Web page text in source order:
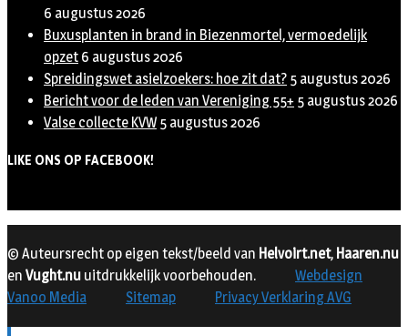
6 augustus 2026
Buxusplanten in brand in Biezenmortel, vermoedelijk
opzet 6 augustus 2026
Spreidingswet asielzoekers: hoe zit dat? 5 augustus 2026
Bericht voor de leden van Vereniging 55+ 5 augustus 2026
Valse collecte KVW 5 augustus 2026
LIKE ONS OP FACEBOOK!
© Auteursrecht op eigen tekst/beeld van Helvoirt.net, Haaren.nu
en Vught.nu uitdrukkelijk voorbehouden.
Webdesign
Vanoo Media
Sitemap Privacy Verklaring AVG